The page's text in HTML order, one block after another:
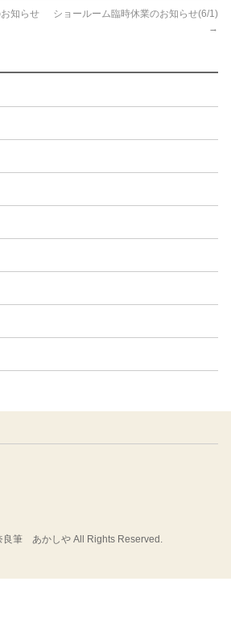
知らせ
ショールーム臨時休業のお知らせ(6/1)
→
良筆 あかしや All Rights Reserved.